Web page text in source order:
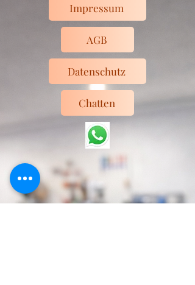
Impressum
AGB
Datenschutz
Chatten